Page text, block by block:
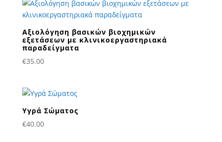
Αξιολόγηση βασικών βιοχημικών
εξετάσεων με κλινικοεργαστηριακά
παραδείγματα
€35.00
Υγρά Σώματος
€40.00